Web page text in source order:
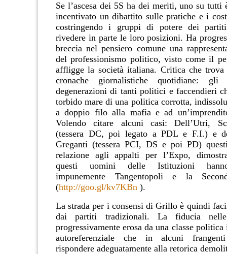
Se l’ascesa dei 5S ha dei meriti, uno su tutti
incentivato un dibattito sulle pratiche e i
costringendo i gruppi di potere dei
rivedere in parte le loro posizioni. Ha
breccia nel pensiero comune una
del professionismo politico, visto come il
affligge la società italiana. Critica che trova
cronache giornalistiche quotidiane:
degenerazioni di tanti politici e faccendieri
torbido mare di una politica corrotta,
a doppio filo alla mafia e ad
Volendo citare alcuni casi: Dell’Utri,
(tessera DC, poi legato a PDL e F.I.) e
Greganti (tessera PCI, DS e poi PD)
relazione agli appalti per l’Expo,
questi uomini delle Istituzioni
impunemente Tangentopoli e la
(http://goo.gl/kv7KBn ).
La strada per i consensi di Grillo è quindi
dai partiti tradizionali. La fiducia
progressivamente erosa da una classe politica
autoreferenziale che in alcuni
rispondere adeguatamente alla retorica